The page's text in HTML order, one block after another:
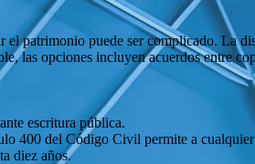
patrimonio puede ser complicado. La
las opciones incluyen acuerdos entre
escritura pública.
400 del Código Civil permite a
diez años.